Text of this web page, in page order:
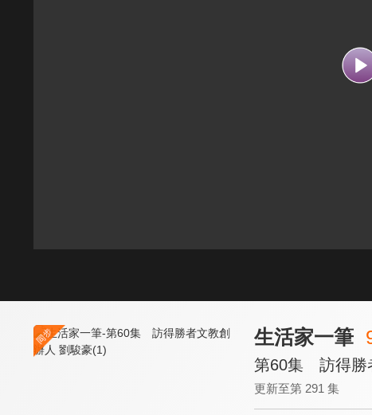
生活家一筆
第60集 訪得勝
更新至第 291 集